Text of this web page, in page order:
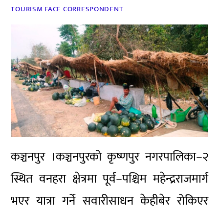
TOURISM FACE CORRESPONDENT
कञ्चनपुर ।कञ्चनपुरको कृष्णपुर नगरपालिका–२
स्थित वनहरा क्षेत्रमा पूर्व–पश्चिम महेन्द्रराजमार्ग
भएर यात्रा गर्ने सवारीसाधन केहीबेर रोकिएर